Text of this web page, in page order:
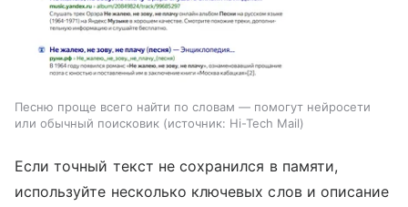
Песню проще всего найти по словам — помогут нейросети
или обычный поисковик
источник: Hi-Tech Mail
Если точный текст не сохранился в памяти,
используйте несколько ключевых слов и описание